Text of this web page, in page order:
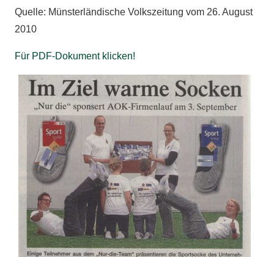
Quelle: Münsterländische Volkszeitung vom 26. August
2010
Für PDF-Dokument klicken!